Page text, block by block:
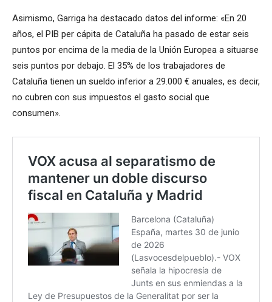
Asimismo, Garriga ha destacado datos del informe: «En 20
años, el PIB per cápita de Cataluña ha pasado de estar seis
puntos por encima de la media de la Unión Europea a situarse
seis puntos por debajo. El 35% de los trabajadores de
Cataluña tienen un sueldo inferior a 29.000 € anuales, es decir,
no cubren con sus impuestos el gasto social que
consumen».